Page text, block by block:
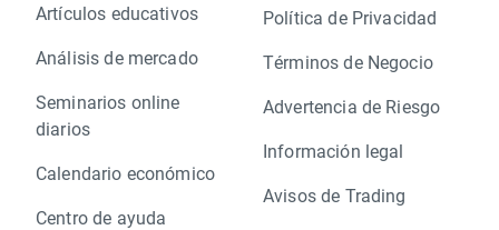
Artículos educativos
Análisis de mercado
Seminarios online
diarios
Calendario económico
Centro de ayuda
Política de Privacidad
Términos de Negocio
Advertencia de Riesgo
Información legal
Avisos de Trading